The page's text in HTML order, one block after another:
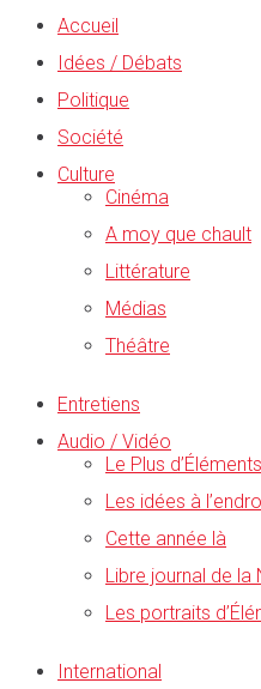
Accueil
Idées / Débats
Politique
Société
Culture
Cinéma
A moy que chault
Littérature
Médias
Théâtre
Entretiens
Audio / Vidéo
Le Plus d’Éléments
Les idées à
Cette année là
Libre journal de la
Les portraits
International